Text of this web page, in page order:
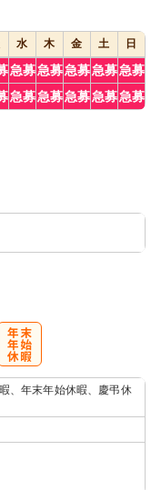
水 木 金 土
日
急募急募急募急募急募
急募急募急募急募急募
、年末年始休暇、慶弔休